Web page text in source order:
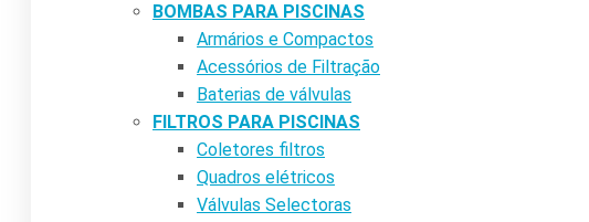
BOMBAS PARA PISCINAS
Armários e Compactos
Acessórios de Filtração
Baterias de válvulas
FILTROS PARA PISCINAS
Coletores filtros
Quadros elétricos
Válvulas Selectoras